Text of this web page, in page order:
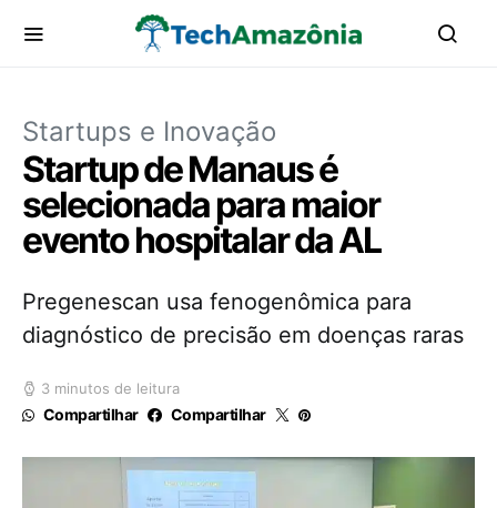
Startups e Inovação
Startup de Manaus é
selecionada para maior
evento hospitalar da AL
Pregenescan usa fenogenômica para
diagnóstico de precisão em doenças raras
3 minutos de leitura
Compartilhar Compartilhar